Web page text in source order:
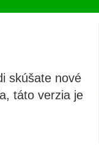
skúšate nové
táto verzia je